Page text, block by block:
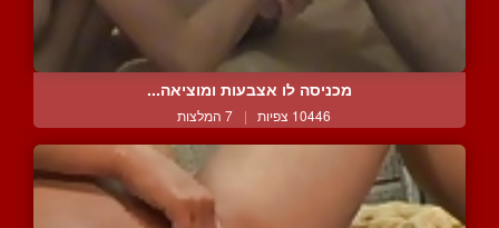
מכניסה לו אצבעות ומוציאה...
10446 צפיות | 7 המלצות